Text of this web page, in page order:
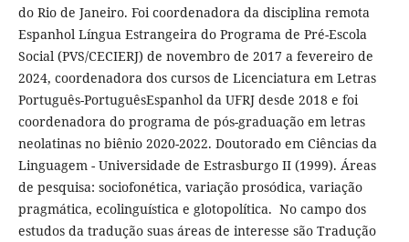
do Rio de Janeiro. Foi coordenadora da disciplina remota
Espanhol Língua Estrangeira do Programa de Pré-Escola
Social (PVS/CECIERJ) de novembro de 2017 a fevereiro de
2024, coordenadora dos cursos de Licenciatura em Letras
Português-PortuguêsEspanhol da UFRJ desde 2018 e foi
coordenadora do programa de pós-graduação em letras
neolatinas no biênio 2020-2022. Doutorado em Ciências da
Linguagem - Universidade de Estrasburgo II (1999). Áreas
de pesquisa: sociofonética, variação prosódica, variação
pragmática, ecolinguística e glotopolítica. No campo dos
estudos da tradução suas áreas de interesse são Tradução